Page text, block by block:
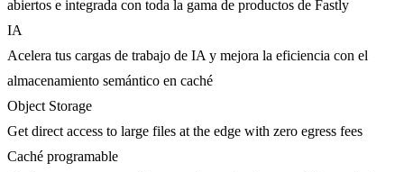
abiertos e integrada con toda la gama de productos de Fastly
IA
Acelera tus cargas de trabajo de IA y mejora la eficiencia con el
almacenamiento semántico en caché
Object Storage
Get direct access to large files at the edge with zero egress fees
Caché programable